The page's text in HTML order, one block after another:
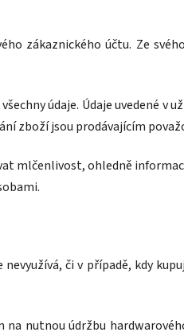
zákaznického účtu. Ze
údaje. Údaje uvedené v
zboží jsou prodávajícím
mlčenlivost, ohledně
či v případě, kdy
nutnou údržbu